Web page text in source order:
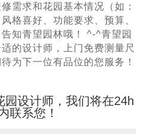
需求和花园基本情况（如：
格喜好、功能要求、预算、
知青望园林哦！ ^-^青望园
的设计师，上门免费测量尺
为下一位有品位的您服务！
园设计师，我们将在24h
联系您！